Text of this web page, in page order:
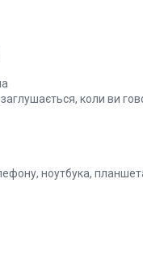
коли ви
ноутбука,